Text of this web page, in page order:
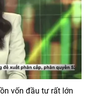
vốn đầu tư rất lớn